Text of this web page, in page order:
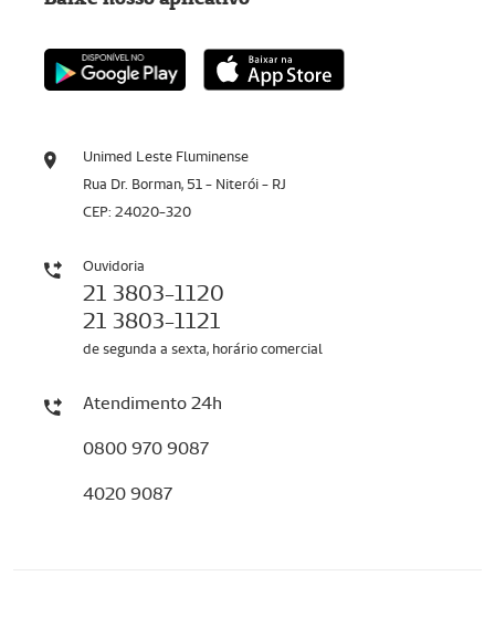
Unimed Leste Fluminense
Rua Dr. Borman, 51 - Niterói - RJ
CEP: 24020-320
Ouvidoria
21 3803-1120
21 3803-1121
de segunda a sexta, horário comercial
Atendimento 24h
0800 970 9087
4020 9087